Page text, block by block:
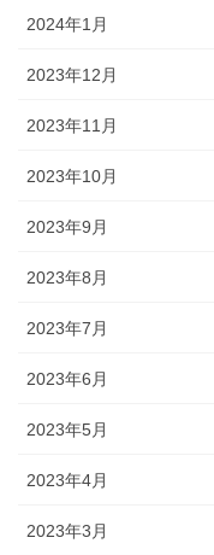
2024年1月
2023年12月
2023年11月
2023年10月
2023年9月
2023年8月
2023年7月
2023年6月
2023年5月
2023年4月
2023年3月